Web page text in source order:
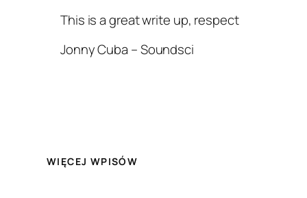
This is a great write up, respect
Jonny Cuba – Soundsci
WIĘCEJ WPISÓW